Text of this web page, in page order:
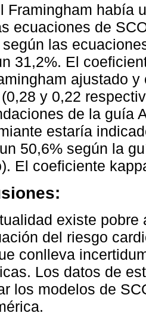
Framingham había
ecuaciones de
según las
31,2%. El
ajustado
y 0,22
de la guía
estaría
50,6% según la
El coeficiente
existe
del riesgo
conlleva
Los datos de
los modelos de